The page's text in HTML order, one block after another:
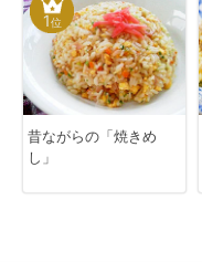
1位
昔ながらの「焼きめ
し」